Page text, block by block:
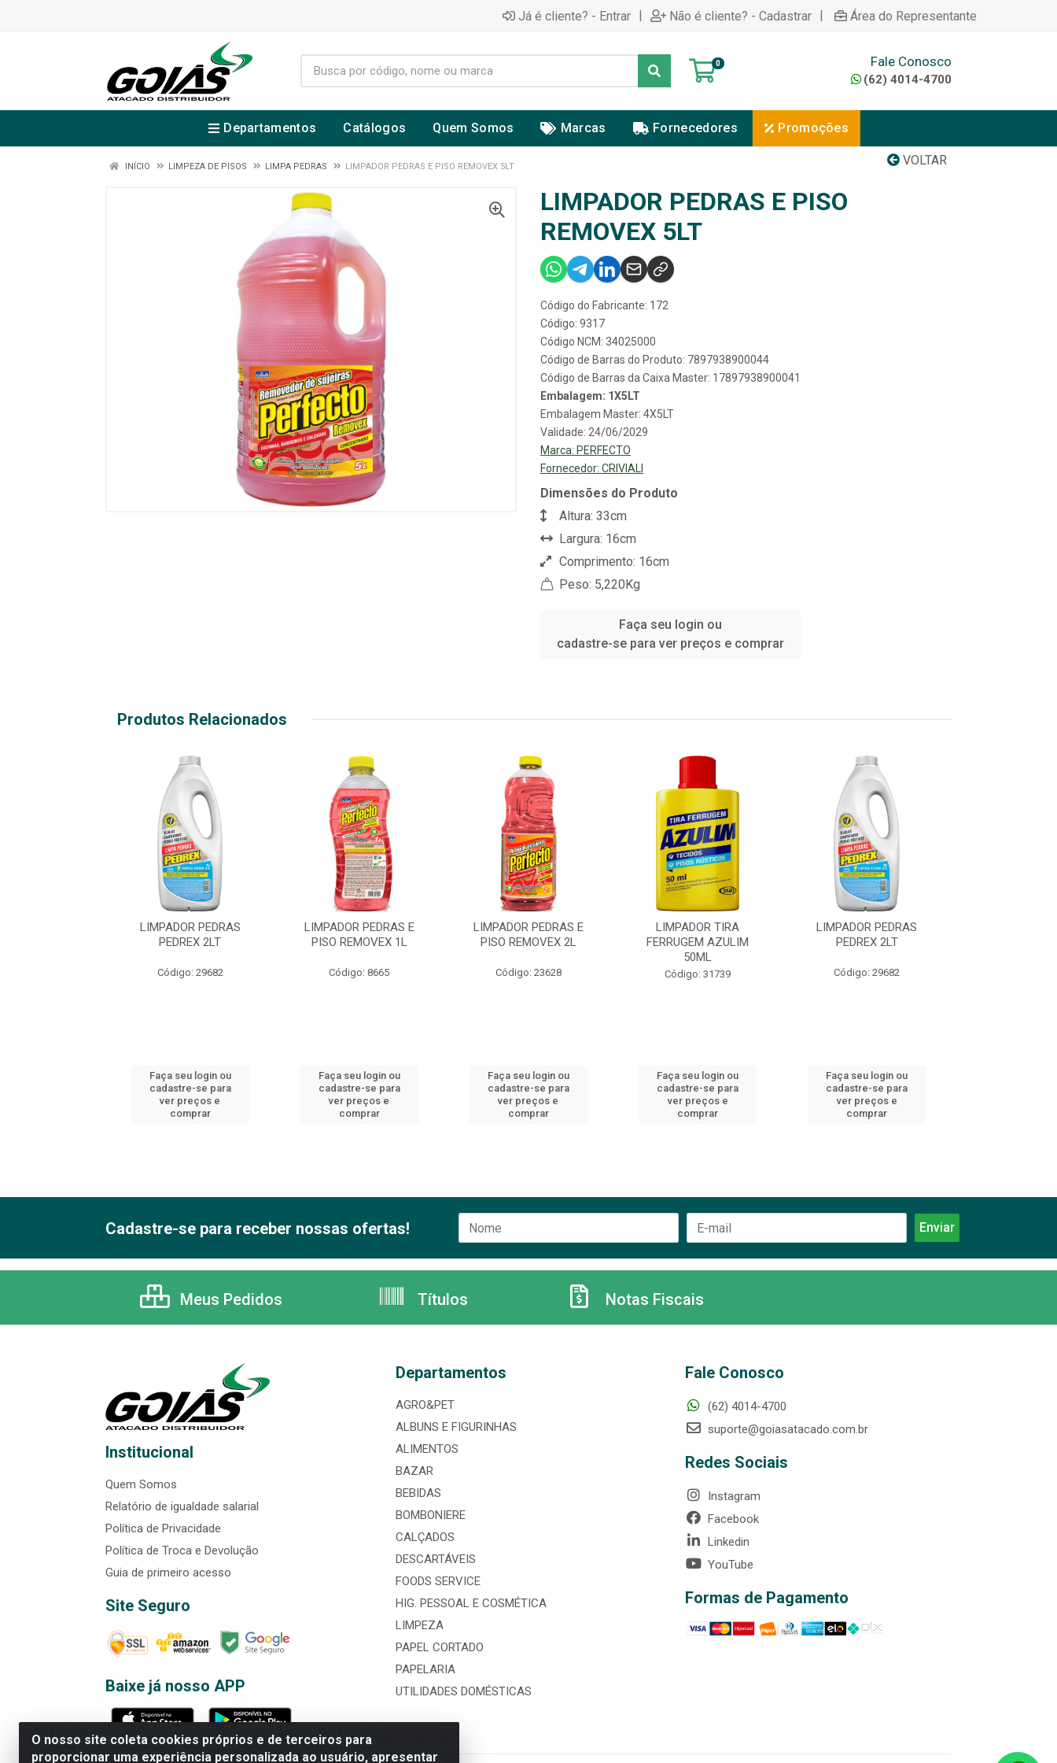
Já é cliente? - Entrar | Não é cliente? - Cadastrar | Área do Representante
0 Fale Conosco
(62) 4014-4700
Departamentos Catálogos Quem Somos Marcas Fornecedores Promoções
VOLTAR
INÍCIO LIMPEZA DE PISOS LIMPA PEDRAS LIMPADOR PEDRAS E PISO REMOVEX 5LT
LIMPADOR PEDRAS E PISO
REMOVEX 5LT
Código do Fabricante: 172
Código: 9317
Código NCM: 34025000
Código de Barras do Produto: 7897938900044
Código de Barras da Caixa Master: 17897938900041
Embalagem: 1X5LT
Embalagem Master: 4X5LT
Validade: 24/06/2029
Marca: PERFECTO
Fornecedor: CRIVIALI
Dimensões do Produto
Altura: 33cm
Largura: 16cm
Comprimento: 16cm
Peso: 5,220Kg
Faça seu login ou
cadastre-se para ver preços e comprar
Produtos Relacionados
LIMPADOR PEDRAS
PEDREX 2LT
Código: 29682
Faça seu login ou
cadastre-se para
ver preços e
comprar
LIMPADOR PEDRAS E
PISO REMOVEX 1L
Código: 8665
Faça seu login ou
cadastre-se para
ver preços e
comprar
LIMPADOR PEDRAS E
PISO REMOVEX 2L
Código: 23628
Faça seu login ou
cadastre-se para
ver preços e
comprar
LIMPADOR TIRA
FERRUGEM AZULIM
50ML
Código: 31739
Faça seu login ou
cadastre-se para
ver preços e
comprar
LIMPADOR PEDRAS
PEDREX 2LT
Código: 29682
Faça seu login ou
cadastre-se para
ver preços e
comprar
O nosso site coleta cookies próprios e de terceiros para
proporcionar uma experiência personalizada ao usuário, apresentar
Cadastre-se para receber nossas ofertas!
Meus Pedidos Títulos Notas Fiscais
Institucional
Quem Somos
Relatório de igualdade salarial
Política de Privacidade
Política de Troca e Devolução
Guia de primeiro acesso
Site Seguro
Baixe já nosso APP
Departamentos
AGRO&PET
ALBUNS E FIGURINHAS
ALIMENTOS
BAZAR
BEBIDAS
BOMBONIERE
CALÇADOS
DESCARTÁVEIS
FOODS SERVICE
HIG. PESSOAL E COSMÉTICA
LIMPEZA
PAPEL CORTADO
PAPELARIA
UTILIDADES DOMÉSTICAS
Fale Conosco
(62) 4014-4700
suporte@goiasatacado.com.br
Redes Sociais
Instagram
Facebook
Linkedin
YouTube
Formas de Pagamento